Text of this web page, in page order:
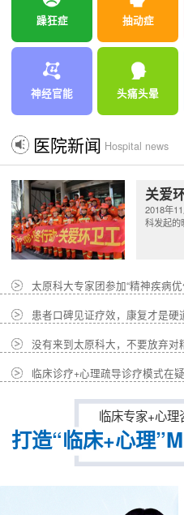
躁狂症 抽动症
神经官能 头痛头晕
医院新闻 Hospital news
关爱
2018年
科发起
太原科大专家团参加“精神疾病
患者口碑见证疗效，康复才是硬
没有来到太原科大，不要放弃对
临床诊疗+心理疏导诊疗模式在
临床专家+心
打造“临床+心理